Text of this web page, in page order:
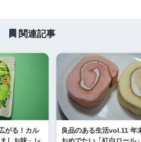
関連記事
がる！カル
しお味」レ
良品のある生活vol.11 年
おめでたい「紅白ロール